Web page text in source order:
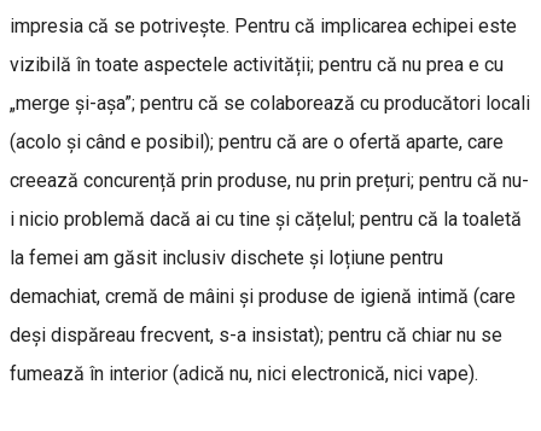
impresia că se potrivește. Pentru că implicarea echipei este
vizibilă în toate aspectele activității; pentru că nu prea e cu
„merge și-așa”; pentru că se colaborează cu producători locali
(acolo și când e posibil); pentru că are o ofertă aparte, care
creează concurență prin produse, nu prin prețuri; pentru că nu-
i nicio problemă dacă ai cu tine și cățelul; pentru că la toaletă
la femei am găsit inclusiv dischete și loțiune pentru
demachiat, cremă de mâini și produse de igienă intimă (care
deși dispăreau frecvent, s-a insistat); pentru că chiar nu se
fumează în interior (adică nu, nici electronică, nici vape).